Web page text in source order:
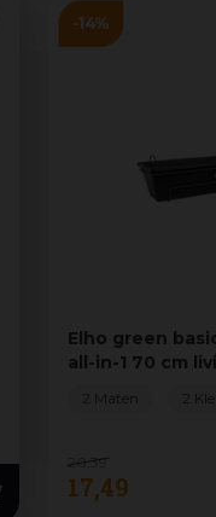
Elho green
all-in-1 70 cm
20 ,39
17,49
2 Maten 2